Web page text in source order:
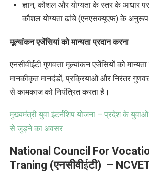
ज्ञान,कौशल और योग्यता के स्तर के आधार पर
कौशल योग्यता ढांचे (एनएसक्यूएफ) के अनुरूप
मूल्यांकन एजेंसियां को मान्यता प्रदान करना
एनसीवीईटी गुणवत्ता मूल्यांकन एजेंसियों को
मानकीकृत मानदंडों,प्रक्रियाओं और निरंतर
से कामकाज को नियंत्रित करता है।
मुख्यमंत्री युवा इंटर्नशिप योजना – प्रदेश के
से जुड़ने का अवसर
National Council For
Traning (एनसीवीईटी) –